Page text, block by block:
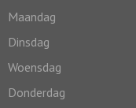
Maandag
Dinsdag
Woensdag
Donderdag